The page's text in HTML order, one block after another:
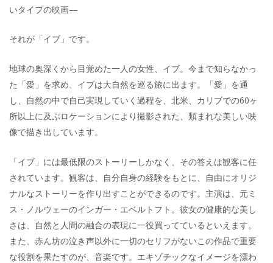
いタイプの映画—
それが「イブ」です。
地球の奥深くから目覚めた一人の女性、イブ。今まで知らなかっ
た「愛」を求め、イブは大自然を巡る旅に出ます。「愛」を通
し、自然の中で自己実現していく過程を、北米、カリブでの60ヶ
所以上に及ぶロケーションにより撮影された、類まれな美しい映
像で描き出しています。
「イブ」には最低限のストーリーしかなく、その答えは観客に任
されています。観客は、自分自身の経験をもとに、自由にオリジ
ナルなストーリーを作り出すことができるのです。主演は、元ミ
ス・ノルウェーのインガー・エベルトフト。彼女の健康的な美し
さは、自然と人間の融合の表現に一役買ってているといえます。
また、赤ん坊の泣き声以外に一切のセリフがないこの作品で重要
な役割を果たすのが、音楽です。エキゾチックなイメージを漂わ